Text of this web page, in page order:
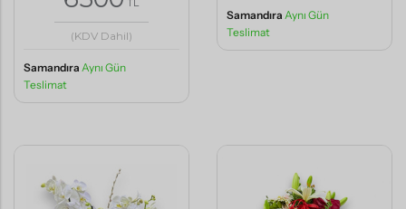
TL
(KDV Dahil)
Samandıra Aynı Gün
Teslimat
Samandıra Aynı Gün
Teslimat